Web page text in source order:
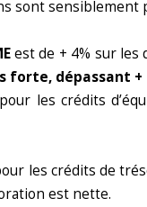
sont
est de + 4% sur les
forte, dépassant +
les crédits
les crédits de
est nette.